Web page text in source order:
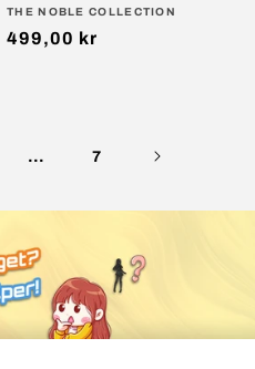
Anbieter:
THE NOBLE COLLECTION
Normaler
499,00 kr
… 7